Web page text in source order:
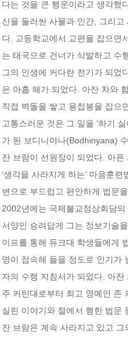
다는 것을 큰 행운이라고 생각했
신을 둘러싼 사물과 인간, 그리
다. 고등학교에서 교편을 잡으면
는 태국으로 건너가 삭발하고 수
그의 인생에 커다란 전기가 되었
은 아홉 해가 되었다. 아잔 차와
직접 벽돌을 쌓고 용접봉을 잡으
고통스러운 것은 그 일을 ‘하기
가 된 보디니야나(Bodhinyana)
잔 브람이 선원장이 되었다. 아
‘생각을 사라지게 하는’ 마음훈
변으로 부드럽고 편안하게 법문
2002년에는 국제불교정상회담
서양인 승려답게 그는 정보기술
이프를 통해 듀크대 학생들에게
명이 접속해 들을 정도로 인기가
자의 수행 지침서가 되었다. 아
주 커틴대로부터 최고 영예인 존
실린 이야기와 절에서 행한 법문
잔 브람은 계속 사라지고 있고